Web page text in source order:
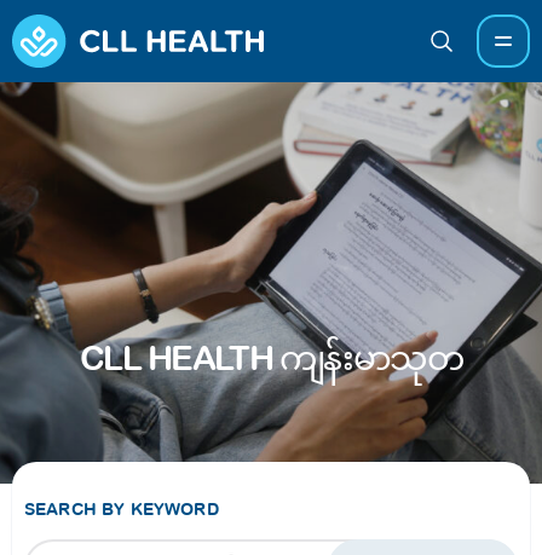
CLL HEALTH ကျန်းမာသုတ
SEARCH BY KEYWORD